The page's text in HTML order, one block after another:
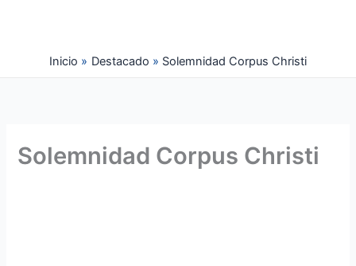
Inicio
Destacado Solemnidad Corpus Christi
Solemnidad Corpus Christi